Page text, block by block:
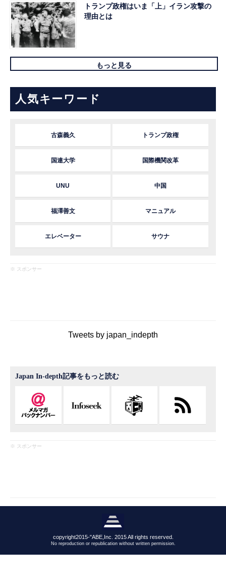
トランプ政権はいま「上」イラン攻撃の
理由とは
もっと見る
人気キーワード
古森義久 トランプ政権
国連大学 国際機関改革
UNU 中国
福澤善文 マニュアル
エレベーター サウナ
※ スポンサー
Tweets by japan_indepth
Japan In-depth記事をもっと読む
※ スポンサー
copyright2015-"ABE,Inc. 2015 All rights reserved.
No reproduction or republication without written permission.